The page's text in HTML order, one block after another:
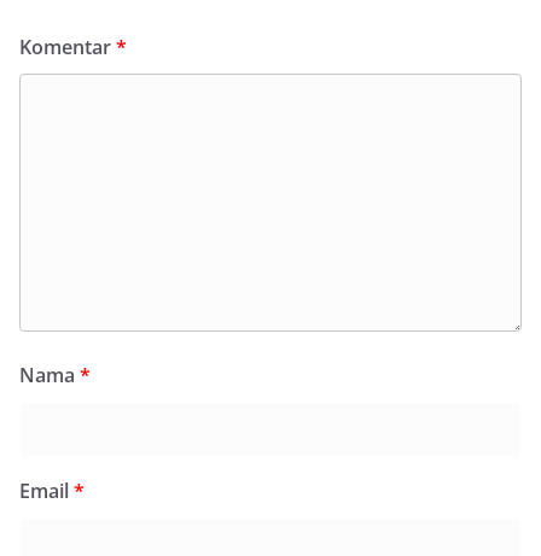
Komentar*
Nama *
Email*